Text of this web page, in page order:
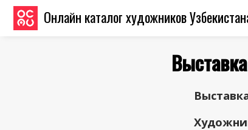
Онлайн каталог художников